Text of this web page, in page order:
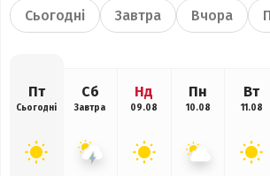
Сьогодні Завтра Вчора
Пт
Сьогодні
Сб
Завтра
Нд
09.08
Пн
10.08
Вт
11.08